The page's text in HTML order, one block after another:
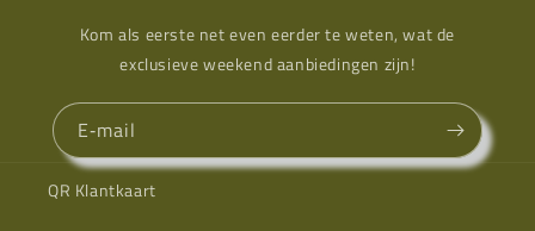
Kom als eerste net even eerder te weten, wat de
exclusieve weekend aanbiedingen zijn!
E‑mail
QR Klantkaart